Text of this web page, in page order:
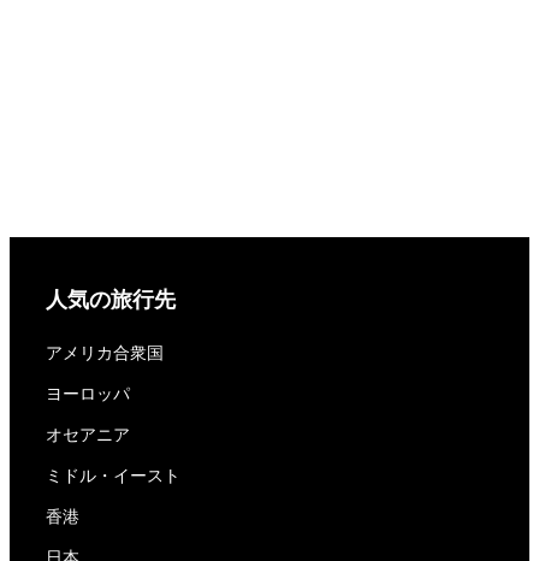
人気の旅行先
アメリカ合衆国
ヨーロッパ
オセアニア
ミドル・イースト
香港